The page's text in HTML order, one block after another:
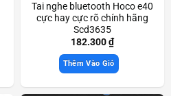
Tai nghe bluetooth Hoco e40
cực hay cực rõ chính hãng
Scd3635
182.300₫
Thêm Vào Giỏ